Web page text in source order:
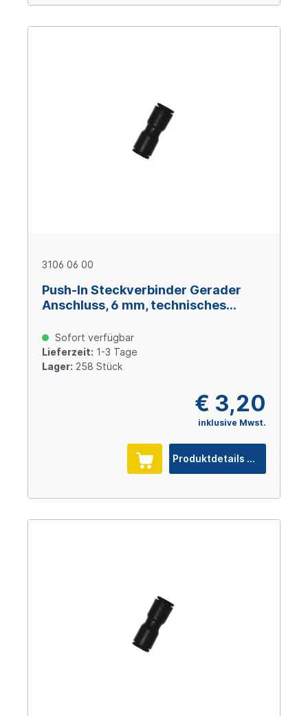
3106 06 00
Push-In Steckverbinder Gerader
Anschluss, 6 mm, technisches
Sofort verfügbar
Lieferzeit: 1-3 Tage
Lager: 258 Stück
€ 3,20
inklusive Mwst.
Produktdetails